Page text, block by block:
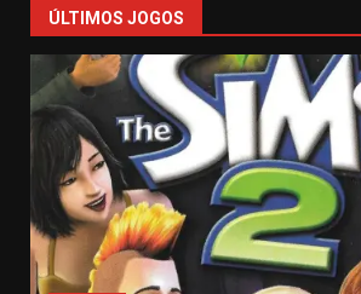
ÚLTIMOS JOGOS